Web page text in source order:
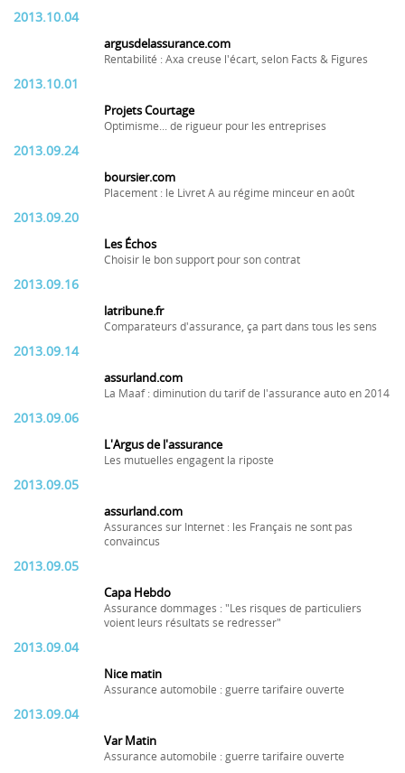
2013.10.04
argusdelassurance.com
Rentabilité : Axa creuse l'écart, selon Facts & Figures
2013.10.01
Projets Courtage
Optimisme... de rigueur pour les entreprises
2013.09.24
boursier.com
Placement : le Livret A au régime minceur en août
2013.09.20
Les Échos
Choisir le bon support pour son contrat
2013.09.16
latribune.fr
Comparateurs d'assurance, ça part dans tous les sens
2013.09.14
assurland.com
La Maaf : diminution du tarif de l'assurance auto en 2014
2013.09.06
L'Argus de l'assurance
Les mutuelles engagent la riposte
2013.09.05
assurland.com
Assurances sur Internet : les Français ne sont pas
convaincus
2013.09.05
Capa Hebdo
Assurance dommages : "Les risques de particuliers
voient leurs résultats se redresser"
2013.09.04
Nice matin
Assurance automobile : guerre tarifaire ouverte
2013.09.04
Var Matin
Assurance automobile : guerre tarifaire ouverte